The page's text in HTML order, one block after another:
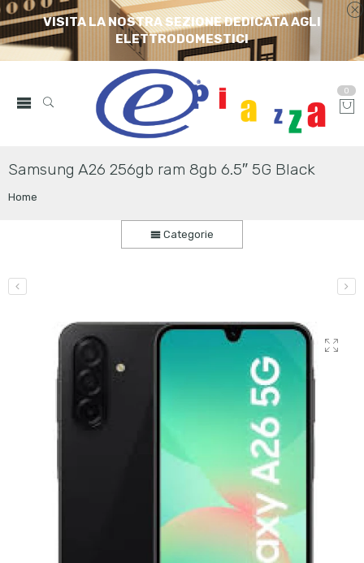
VISITA LA NOSTRA SEZIONE DEDICATA AGLI
ELETTRODOMESTICI
0
Samsung A26 256gb ram 8gb 6.5″ 5G Black
Home
Categorie